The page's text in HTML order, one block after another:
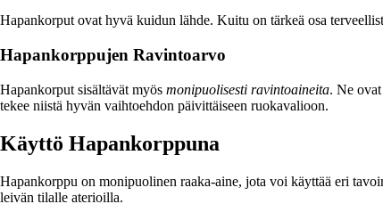
Hapankorput ovat hyvä kuidun lähde. Kuitu on tärkeä osa
Hapankorppujen Ravintoarvo
Hapankorput sisältävät myös monipuolisesti ravintoaineita. Ne
tekee niistä hyvän vaihtoehdon päivittäiseen ruokavalioon.
Käyttö Hapankorppuna
Hapankorppu on monipuolinen raaka-aine, jota voi käyttää eri
leivän tilalle aterioilla.